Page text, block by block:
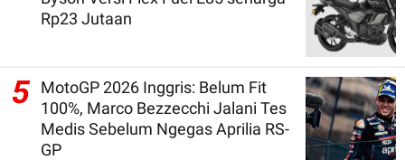
Rp23 Jutaan
5 MotoGP 2026 Inggris: Belum Fit
100%, Marco Bezzecchi Jalani Tes
Medis Sebelum Ngegas Aprilia RS-
GP